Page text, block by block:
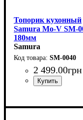
Топорик кухонный
Samura Mo-V SM-
180мм
Samura
SM-0040
2 499.00грн